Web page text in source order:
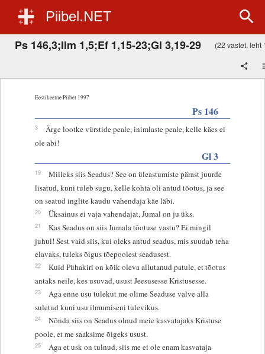
Piibel.NET
Ps 146,3;Ilm 1,5;Ef 1,15-23;Gl 3,19-29 (22 vastet, leht
Eestikeelne Piibel 1997
Ps 146
3
Ärge lootke vürstide peale, inimlaste peale, kelle käes ei
ole abi!
Gl 3
19
Milleks siis Seadus? See on üleastumiste pärast juurde
lisatud, kuni tuleb sugu, kelle kohta oli antud tõotus, ja see
on seatud inglite kaudu vahendaja käe läbi.
20 Üksainus ei vaja vahendajat, Jumal on ju üks.
21
Kas Seadus on siis Jumala tõotuse vastu? Ei mingil
juhul! Sest vaid siis, kui oleks antud seadus, mis suudab teha
elavaks, tuleks õigus tõepoolest seadusest.
22
Kuid Pühakiri on kõik oleva allutanud patule, et tõotus
antaks neile, kes usuvad, usust Jeesusesse Kristusesse.
23
Aga enne usu tulekut me olime Seaduse valve alla
suletud kuni usu ilmumiseni tulevikus.
24
Nõnda siis on Seadus olnud meie kasvatajaks Kristuse
poole, et me saaksime õigeks usust.
25
Aga et usk on tulnud, siis me ei ole enam kasvataja